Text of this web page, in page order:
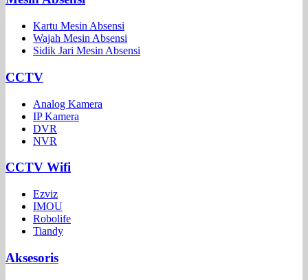
Kartu Mesin Absensi
Wajah Mesin Absensi
Sidik Jari Mesin Absensi
CCTV
Analog Kamera
IP Kamera
DVR
NVR
CCTV Wifi
Ezviz
IMOU
Robolife
Tiandy
Aksesoris